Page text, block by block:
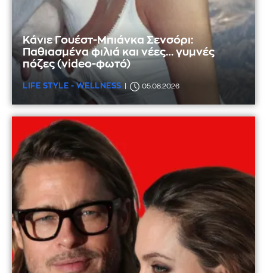
Κάνιε Γουέστ-Μπιάνκα Σενσόρι:
Παθιασμένα φιλιά και νέες… γυμνές
πόζες (video-φωτό)
LIFE STYLE - WELLNESS 05.08.2026